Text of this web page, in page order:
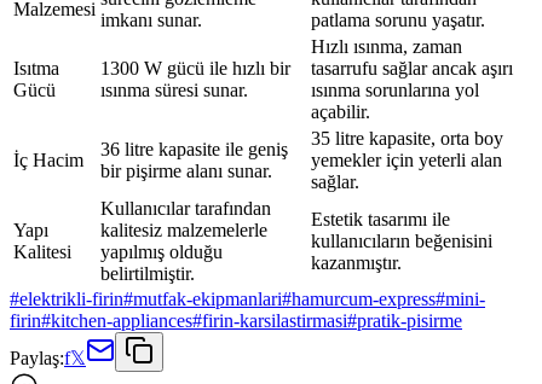
Malzemesi
imkanı sunar.
patlama sorunu yaşatır.
Isıtma
Gücü
1300 W gücü ile hızlı bir
ısınma süresi sunar.
Hızlı ısınma, zaman
tasarrufu sağlar ancak aşırı
ısınma sorunlarına yol
açabilir.
İç Hacim
36 litre kapasite ile geniş
bir pişirme alanı sunar.
35 litre kapasite, orta boy
yemekler için yeterli alan
sağlar.
Yapı
Kalitesi
Kullanıcılar tarafından
kalitesiz malzemelerle
yapılmış olduğu
belirtilmiştir.
Estetik tasarımı ile
kullanıcıların beğenisini
kazanmıştır.
#elektrikli-firin#mutfak-ekipmanlari#hamurcum-express#mini-
firin#kitchen-appliances#firin-karsilastirmasi#pratik-pisirme
Paylaş:f𝕏